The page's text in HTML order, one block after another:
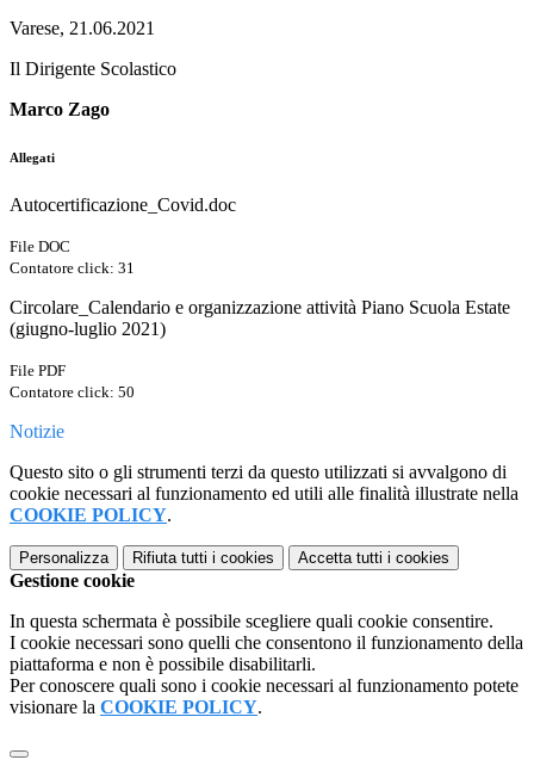
Varese, 21.06.2021
Il Dirigente Scolastico
Marco Zago
Allegati
Autocertificazione_Covid.doc
File DOC
Contatore click: 31
Circolare_Calendario e organizzazione attività Piano Scuola Estate
(giugno-luglio 2021)
File PDF
Contatore click: 50
Notizie
Questo sito o gli strumenti terzi da questo utilizzati si avvalgono di
cookie necessari al funzionamento ed utili alle finalità illustrate nella
COOKIE POLICY.
Personalizza Rifiuta tutti i cookies Accetta tutti i cookies
Gestione cookie
In questa schermata è possibile scegliere quali cookie consentire.
I cookie necessari sono quelli che consentono il funzionamento della
piattaforma e non è possibile disabilitarli.
Per conoscere quali sono i cookie necessari al funzionamento potete
visionare la COOKIE POLICY.